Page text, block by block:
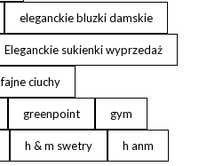
eleganckie bluzki damskie
Eleganckie sukienki wyprzedaż
fajne ciuchy
greenpoint gym
h & m swetry h anm